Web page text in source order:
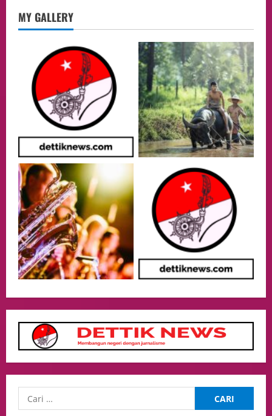
MY GALLERY
Menjaga Nama Baik Bangsa
05/08/2026
3
Event
Putusan Diundur Lagi, Pernyataan
Hakim pada Sidang Sebelumnya Jadi
Sorotan
05/08/2026
4
Presiden Prabowo dan PM Thailand
Sepakat Perkuat Stabilitas ketahan
ASEAN Melalui Penguatan Kerjasama
Kedua Negara.
04/08/2026
5
Event
MA Tegaskan Sinergi dengan KY Harus
Jaga Integritas Peradilan Tanpa Ganggu
opini
Menteri BPLH Moh. Jumhur Hidayat
Adakan Pertemuan Dengan Delegasi 6
lembaga investor, Berorientasi Untuk
Meningkatkan SDM